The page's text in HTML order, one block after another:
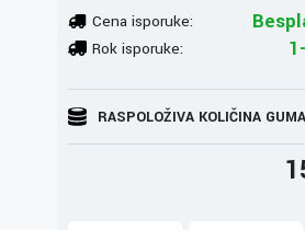
Cena isporuke:
Rok isporuke:
RASPOLOŽIVA KOLIČINA GUMA